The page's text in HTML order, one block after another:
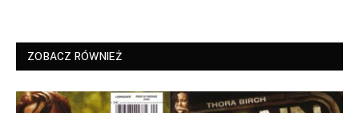
ZOBACZ RÓWNIEŻ